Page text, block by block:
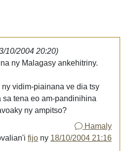
10/2004 20:20)
ny Malagasy ankehitriny.
ny vidim-piainana ve dia tsy
sa tena eo am-pandinihina
ny ampitso?
Hamaly
fijo ny 18/10/2004 21:16